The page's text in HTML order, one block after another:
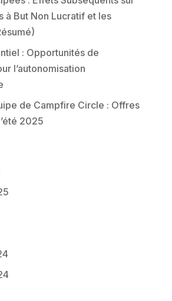
à But Non Lucratif et les
: Opportunités de
l’autonomisation
de Campfire Circle : Offres
2025